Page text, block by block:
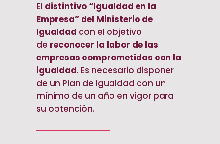
El distintivo “Igualdad en la
Empresa” del Ministerio de
Igualdad con el objetivo
de reconocer la labor de las
empresas comprometidas con la
igualdad. Es necesario disponer
de un Plan de Igualdad con un
mínimo de un año en vigor para
su obtención.